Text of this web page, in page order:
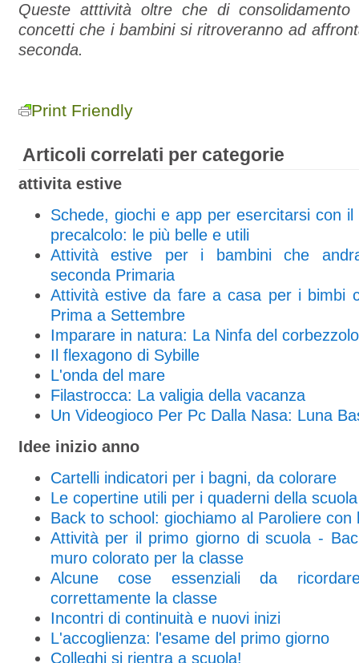
Queste atttività oltre che di
concetti che i bambini si ritroveranno ad
seconda.
Print Friendly
Articoli correlati per categorie
attivita estive
Schede, giochi e app per esercitarsi con
precalcolo: le più belle e utili
Attività estive per i bambini che
seconda Primaria
Attività estive da fare a casa per i bimbi
Prima a Settembre
Imparare in natura: La Ninfa del corbezzolo
Il flexagono di Sybille
L'onda del mare
Filastrocca: La valigia della vacanza
Un Videogioco Per Pc Dalla Nasa: Luna
Idee inizio anno
Cartelli indicatori per i bagni, da colorare
Le copertine utili per i quaderni della
Back to school: giochiamo al Paroliere con
Attività per il primo giorno di scuola -
muro colorato per la classe
Alcune cose essenziali da
correttamente la classe
Incontri di continuità e nuovi inizi
L'accoglienza: l'esame del primo giorno
Colleghi si rientra a scuola!